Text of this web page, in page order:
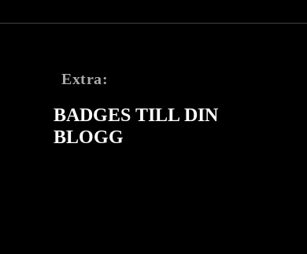
Extra:
BADGES TILL DIN
BLOGG